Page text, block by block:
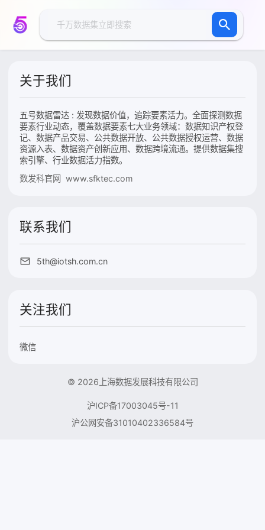
关于我们
五号数据雷达 : 发现数据价值，追踪要素活力。全面探测数据
要素行业动态，覆盖数据要素七大业务领域：数据知识产权登
记、数据产品交易、公共数据开放、公共数据授权运营、数据
资源入表、数据资产创新应用、数据跨境流通。提供数据集搜
索引擎、行业数据活力指数。
数发科官网 www.sfktec.com
联系我们
5th@iotsh.com.cn
关注我们
微信
© 2026上海数据发展科技有限公司
沪ICP备17003045号-11
沪公网安备31010402336584号